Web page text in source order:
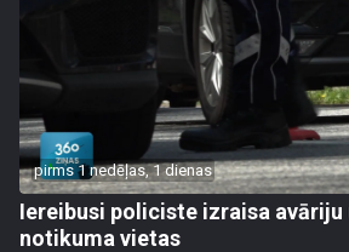
pirms 1 nedēļas, 1 dienas
Iereibusi policiste izraisa avāriju
notikuma vietas